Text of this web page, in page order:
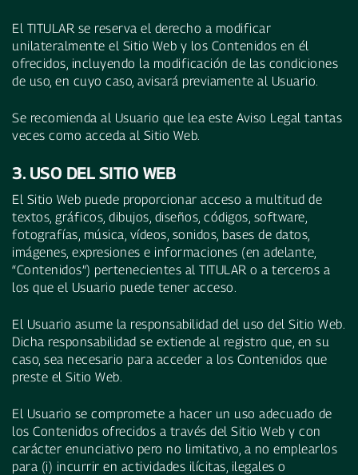
El TITULAR se reserva el derecho a modificar
unilateralmente el Sitio Web y los Contenidos en él
ofrecidos, incluyendo la modificación de las condiciones
de uso, en cuyo caso, avisará previamente al Usuario.
Se recomienda al Usuario que lea este Aviso Legal tantas
veces como acceda al Sitio Web.
3. USO DEL SITIO WEB
El Sitio Web puede proporcionar acceso a multitud de
textos, gráficos, dibujos, diseños, códigos, software,
fotografías, música, vídeos, sonidos, bases de datos,
imágenes, expresiones e informaciones (en adelante,
“Contenidos”) pertenecientes al TITULAR o a terceros a
los que el Usuario puede tener acceso.
El Usuario asume la responsabilidad del uso del Sitio Web.
Dicha responsabilidad se extiende al registro que, en su
caso, sea necesario para acceder a los Contenidos que
preste el Sitio Web.
El Usuario se compromete a hacer un uso adecuado de
los Contenidos ofrecidos a través del Sitio Web y con
carácter enunciativo pero no limitativo, a no emplearlos
para (i) incurrir en actividades ilícitas, ilegales o